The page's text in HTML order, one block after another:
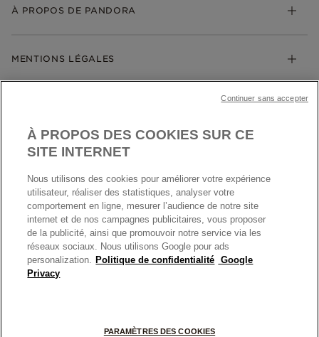
Trouver une boutique
Échanges et retours
Prix en ligne et en boutique
Plan du site
Gravure
À PROPOS DE PANDORA
Carrières
MENTIONS LÉGALES
Politique des cookies
Politique de confidentialité
Conditions générales de vente
Conditions générales de vente Click & Collect
Plateforme ODR
Information sur le fabricant et l'importateur
Index égalité Femme/Homme
FRANCE
France
© TOUS DROITS RESERVES. 2026 Pandora
À PROPOS DES COOKIES SUR CE
SITE INTERNET
Nous utilisons des cookies pour améliorer votre expérience
utilisateur, réaliser des statistiques, analyser votre
comportement en ligne, mesurer l’audience de notre site
internet et de nos campagnes publicitaires, vous proposer
de la publicité, ainsi que promouvoir notre service via les
réseaux sociaux. Nous utilisons Google pour ads
personalization. Politique de confidentialité Google
Privacy
PARAMÈTRES DES COOKIES
Continuer sans accepter